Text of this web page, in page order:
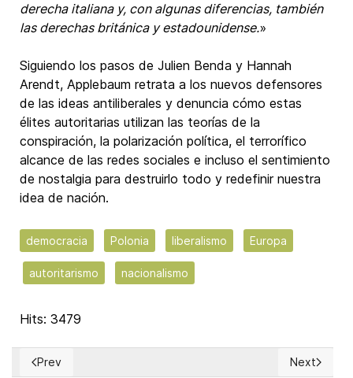
derecha italiana y, con algunas diferencias, también
las derechas británica y estadounidense.»
Siguiendo los pasos de Julien Benda y Hannah
Arendt, Applebaum retrata a los nuevos defensores
de las ideas antiliberales y denuncia cómo estas
élites autoritarias utilizan las teorías de la
conspiración, la polarización política, el terrorífico
alcance de las redes sociales e incluso el sentimiento
de nostalgia para destruirlo todo y redefinir nuestra
idea de nación.
democracia Polonia liberalismo Europa
autoritarismo nacionalismo
Hits: 3479
Previous article: La Vuelta del Comunismo
Prev Next
Next